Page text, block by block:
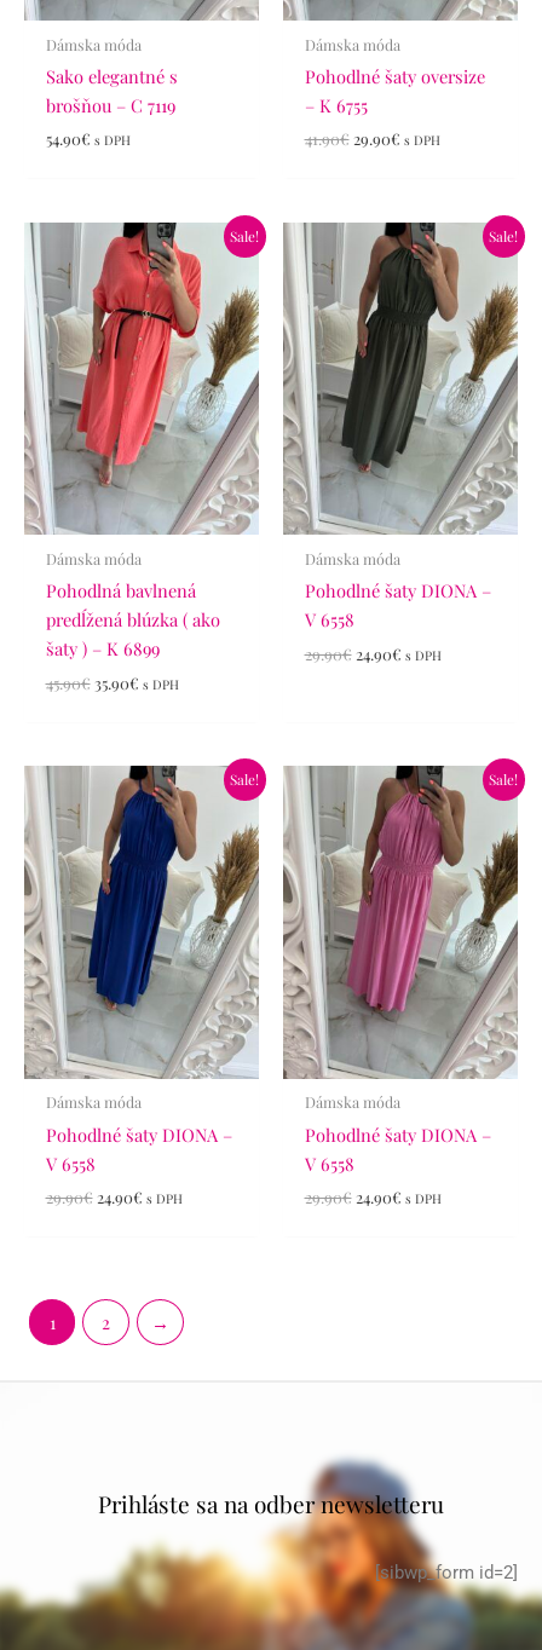
Dámska móda
Sako elegantné s
brošňou – C 7119
54.90€ s DPH
Dámska móda
Pohodlné šaty oversize
– K 6755
41.90€ 29.90€ s DPH
Sale!
Dámska móda
Pohodlná bavlnená
predĺžená blúzka ( ako
šaty ) – K 6899
45.90€
Pôvodná
cena
bola:
45.90€.
35.90€
Aktuálna
cena
je:
35.90€.
s DPH
Sale!
Dámska móda
Pohodlné šaty DIONA –
V 6558
29.90€
Pôvodná
cena
bola:
29.90€.
24.90€
Aktuálna
cena
je:
24.90€.
s DPH
Sale!
Dámska móda
Pohodlné šaty DIONA –
V 6558
29.90€
Pôvodná
cena
bola:
29.90€.
24.90€
Aktuálna
cena
je:
24.90€.
s DPH
Sale!
Dámska móda
Pohodlné šaty DIONA –
V 6558
29.90€
Pôvodná
cena
bola:
29.90€.
24.90€
Aktuálna
cena
je:
24.90€.
s DPH
1 2 →
Prihláste sa na odber newsletteru
[sibwp_form id=2]